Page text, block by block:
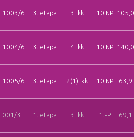
1003/6 3. etapa 3+kk 10.NP
1004/6 3. etapa 4+kk 10.NP
1005/6 3. etapa 2(1)+kk 10.NP 63,9
001/3 1. etapa 3+kk 1.PP 69,1